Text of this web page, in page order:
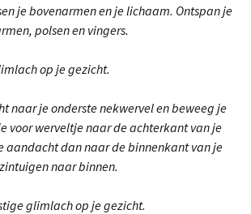
je bovenarmen en je lichaam. Ontspan je
polsen en vingers.
op je gezicht.
naar je onderste nekwervel en beweeg je
voor werveltje naar de achterkant van je
aandacht dan naar de binnenkant van je
naar binnen.
glimlach op je gezicht.